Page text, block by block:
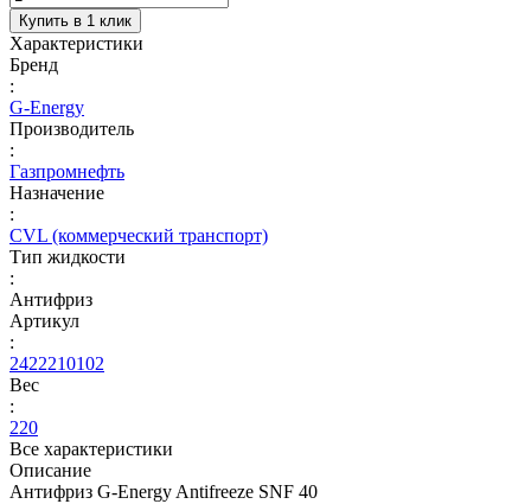
Купить в 1 клик
Характеристики
Бренд
:
G-Energy
Производитель
:
Газпромнефть
Назначение
:
CVL (коммерческий транспорт)
Тип жидкости
:
Антифриз
Артикул
:
2422210102
Вес
:
220
Все характеристики
Описание
Антифриз G-Energy Antifreeze SNF 40